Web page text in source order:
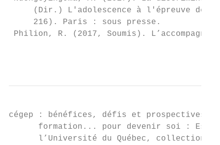
(Dir.) L'adolescence à l'épreuve de
     216). Paris : sous presse.
Philion, R. (2017, Soumis).
cégep : bénéfices, défis et prospectives.
formation... pour devenir soi :
l’Université du Québec, collection